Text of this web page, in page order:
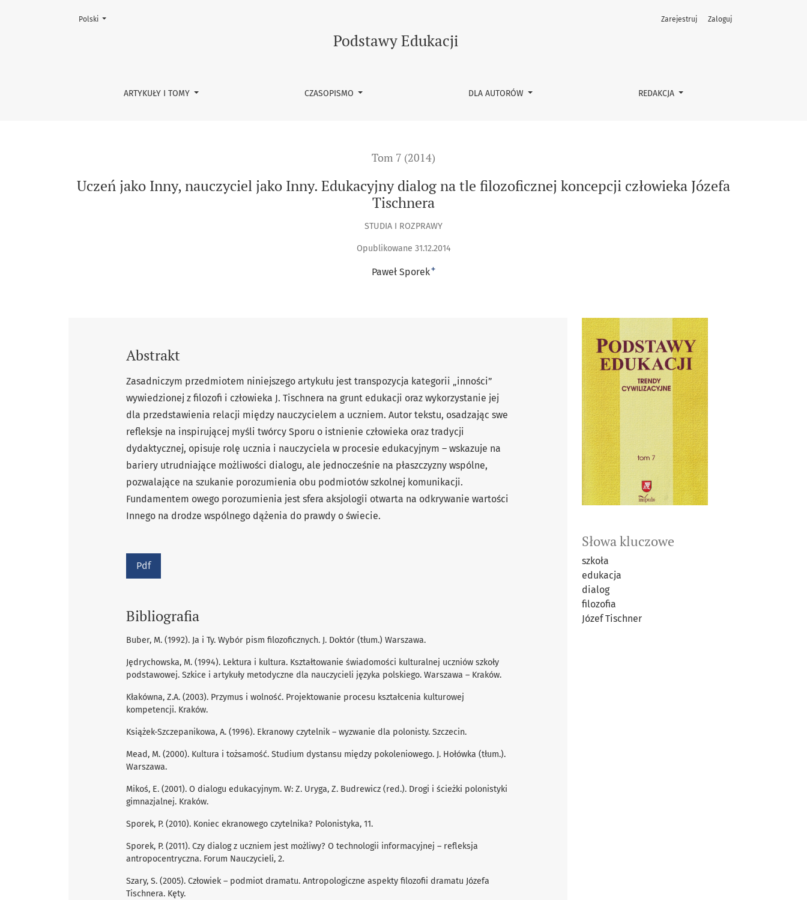
Uczeń jako Inny, nauczyciel jako Inny. Edukacyjny dialog na tle filozoficznej koncepcji człowieka Józefa Tischnera
Podstawy Edukacji
ARTYKUŁY I TOMY CZASOPISMO DLA AUTORÓW REDAKCJA
Zarejestruj Zaloguj
Zmień język, obecnie wybrany to:
Polski
Tom 7 (2014)
Uczeń jako Inny, nauczyciel jako Inny. Edukacyjny dialog na tle filozoficznej koncepcji człowieka Józefa
Tischnera
STUDIA I ROZPRAWY
Opublikowane 31.12.2014
Paweł Sporek+
Słowa kluczowe
szkoła
edukacja
dialog
ﬁlozoﬁa
Józef Tischner
Abstrakt
Zasadniczym przedmiotem niniejszego artykułu jest transpozycja kategorii „inności”
wywiedzionej z ﬁlozoﬁ i człowieka J. Tischnera na grunt edukacji oraz wykorzystanie jej
dla przedstawienia relacji między nauczycielem a uczniem. Autor tekstu, osadzając swe
reﬂeksje na inspirującej myśli twórcy Sporu o istnienie człowieka oraz tradycji
dydaktycznej, opisuje rolę ucznia i nauczyciela w procesie edukacyjnym – wskazuje na
bariery utrudniające możliwości dialogu, ale jednocześnie na płaszczyzny wspólne,
pozwalające na szukanie porozumienia obu podmiotów szkolnej komunikacji.
Fundamentem owego porozumienia jest sfera aksjologii otwarta na odkrywanie wartości
Innego na drodze wspólnego dążenia do prawdy o świecie.
Pdf
Bibliografia
Buber, M. (1992). Ja i Ty. Wybór pism ﬁlozoﬁcznych. J. Doktór (tłum.) Warszawa.
Jędrychowska, M. (1994). Lektura i kultura. Kształtowanie świadomości kulturalnej uczniów szkoły
podstawowej. Szkice i artykuły metodyczne dla nauczycieli języka polskiego. Warszawa – Kraków.
Kłakówna, Z.A. (2003). Przymus i wolność. Projektowanie procesu kształcenia kulturowej
kompetencji. Kraków.
Książek-Szczepanikowa, A. (1996). Ekranowy czytelnik – wyzwanie dla polonisty. Szczecin.
Mead, M. (2000). Kultura i tożsamość. Studium dystansu między pokoleniowego. J. Hołówka (tłum.).
Warszawa.
Mikoś, E. (2001). O dialogu edukacyjnym. W: Z. Uryga, Z. Budrewicz (red.). Drogi i ścieżki polonistyki
gimnazjalnej. Kraków.
Sporek, P. (2010). Koniec ekranowego czytelnika? Polonistyka, 11.
Sporek, P. (2011). Czy dialog z uczniem jest możliwy? O technologii informacyjnej – reﬂeksja
antropocentryczna. Forum Nauczycieli, 2.
Szary, S. (2005). Człowiek – podmiot dramatu. Antropologiczne aspekty ﬁlozoﬁi dramatu Józefa
Tischnera. Kęty.